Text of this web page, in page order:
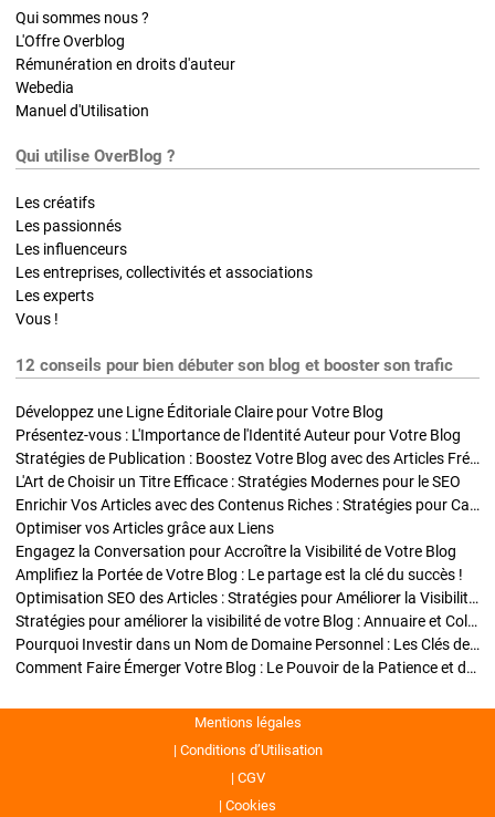
Qui sommes nous ?
L'Offre Overblog
Rémunération en droits d'auteur
Webedia
Manuel d'Utilisation
Qui utilise OverBlog ?
Les créatifs
Les passionnés
Les influenceurs
Les entreprises, collectivités et associations
Les experts
Vous !
12 conseils pour bien débuter son blog et booster son trafic
Développez une Ligne Éditoriale Claire pour Votre Blog
Présentez-vous : L'Importance de l'Identité Auteur pour Votre Blog
Stratégies de Publication : Boostez Votre Blog avec des Articles Fréquents et Exclusifs
L'Art de Choisir un Titre Efficace : Stratégies Modernes pour le SEO
Enrichir Vos Articles avec des Contenus Riches : Stratégies pour Captiver et Optimiser
Optimiser vos Articles grâce aux Liens
Engagez la Conversation pour Accroître la Visibilité de Votre Blog
Amplifiez la Portée de Votre Blog : Le partage est la clé du succès !
Optimisation SEO des Articles : Stratégies pour Améliorer la Visibilité de Votre Blog
Stratégies pour améliorer la visibilité de votre Blog : Annuaire et Collaborations
Pourquoi Investir dans un Nom de Domaine Personnel : Les Clés de la Réussite de Votre Blog
Comment Faire Émerger Votre Blog : Le Pouvoir de la Patience et de la Persévérance
Mentions légales
Conditions d’Utilisation
CGV
Cookies